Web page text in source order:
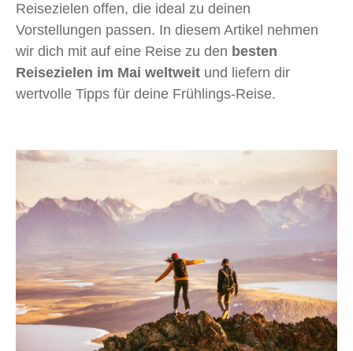
Reisezielen offen, die ideal zu deinen
Vorstellungen passen. In diesem Artikel nehmen
wir dich mit auf eine Reise zu den besten
Reisezielen im Mai weltweit und liefern dir
wertvolle Tipps für deine Frühlings-Reise.